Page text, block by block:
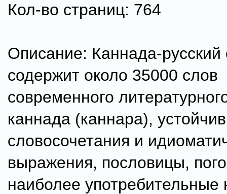
Кол-во страниц: 764
Описание: Каннада-русский
содержит около 35000 слов
современного
каннада (каннара),
словосочетания и
выражения, пословицы,
наиболее употребительные